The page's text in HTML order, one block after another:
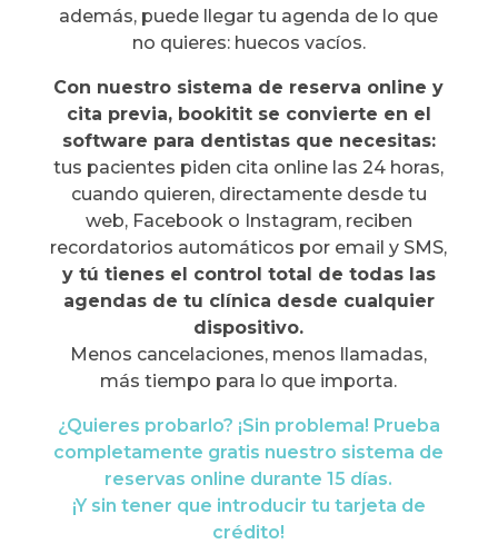
además, puede llegar tu agenda de lo que
no quieres: huecos vacíos.
Con nuestro sistema de reserva online y
cita previa, bookitit se convierte en el
software para dentistas que necesitas:
tus pacientes piden cita online las 24 horas,
cuando quieren, directamente desde tu
web, Facebook o Instagram, reciben
recordatorios automáticos por email y SMS,
y tú tienes el control total de todas las
agendas de tu clínica desde cualquier
dispositivo.
Menos cancelaciones, menos llamadas,
más tiempo para lo que importa.
¿Quieres probarlo? ¡Sin problema! Prueba
completamente gratis nuestro sistema de
reservas online durante 15 días.
¡Y sin tener que introducir tu tarjeta de
crédito!